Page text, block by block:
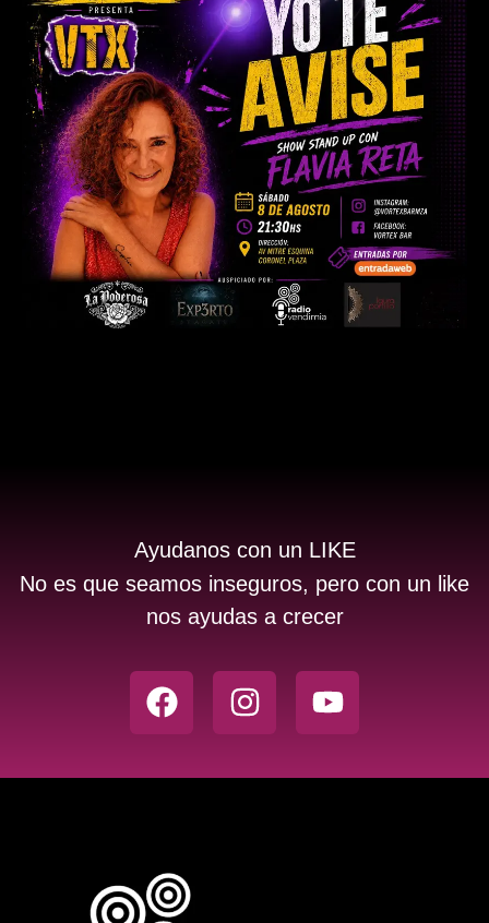
Ayudanos con un LIKE
No es que seamos inseguros, pero con un like
nos ayudas a crecer